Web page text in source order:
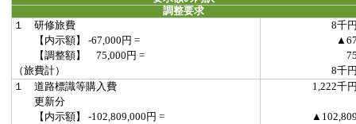
調整要求
１ 研修旅費
8千
【内示額】 -67,000円 =
【調整額】 75,000円 =
（旅費計）
8千
１ 道路標識等購入費
1,222千
更新分
【内示額】 -102,809,000円 =